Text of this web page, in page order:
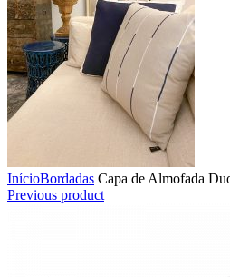
InícioBordadas Capa de Almofada
Previous product